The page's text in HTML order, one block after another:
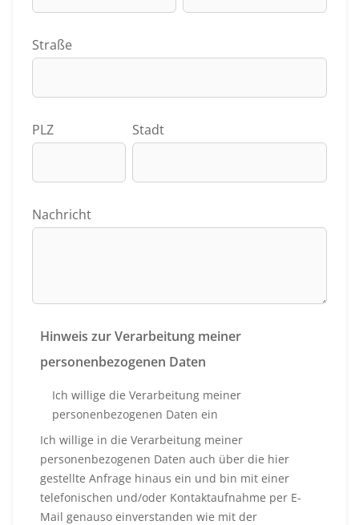
Straße
PLZ Stadt
Nachricht
Hinweis zur Verarbeitung meiner
personenbezogenen Daten
Ich willige die Verarbeitung meiner
personenbezogenen Daten ein
Ich willige in die Verarbeitung meiner
personenbezogenen Daten auch über die hier
gestellte Anfrage hinaus ein und bin mit einer
telefonischen und/oder Kontaktaufnahme per E-
Mail genauso einverstanden wie mit der